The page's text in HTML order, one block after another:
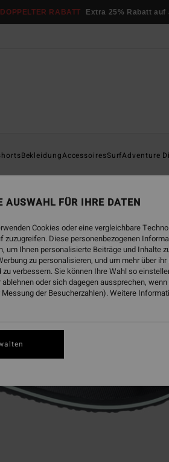
DOPPELTER RABATT Extra 25% Rabatt auf
BekleidungAccessoiresSurfAdventure
AUSWAHL FÜR IHRE DATEN
Cookies oder eine vergleichbare
zuzugreifen. Diese personenbezogenen
um Ihnen personalisierte Beiträge und Inhalte
zu personalisieren, und um mehr über
verbessern. Sie können Ihre Wahl so
oder sich dagegen aussprechen,
der Besucherzahlen). Weitere